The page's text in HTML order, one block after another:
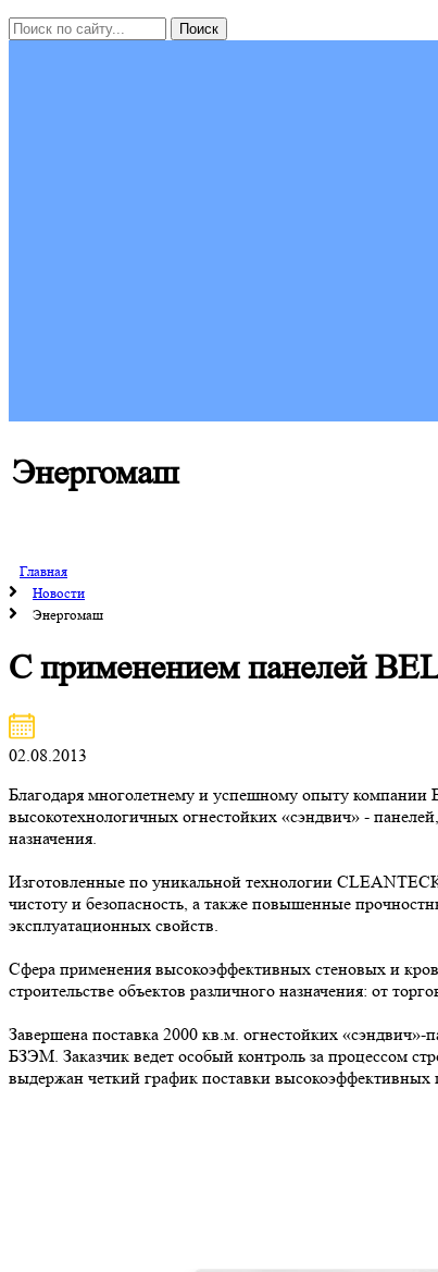
Энергомаш
Главная
Новости
Энергомаш
С применением панелей
02.08.2013
Благодаря многолетнему и успешному опыту компании
высокотехнологичных огнестойких «сэндвич» -
назначения.
Изготовленные по уникальной технологии
чистоту и безопасность, а также повышенные
эксплуатационных свойств.
Сфера применения высокоэффективных стеновых и
строительстве объектов различного назначения: от
Завершена поставка 2000 кв.м. огнестойких
БЗЭМ. Заказчик ведет особый контроль за процессом
выдержан четкий график поставки